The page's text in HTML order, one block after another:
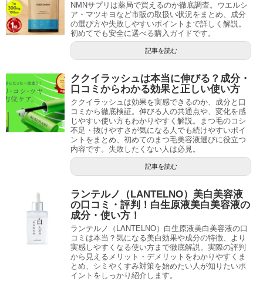
NMNサプリは薬局で買えるのか徹底調査。ウエルシ
ア・マツキヨなど市販の取扱い状況をまとめ、成分
の選び方や失敗しやすいポイントまで詳しく解説。
初めてでも安全に選べる購入ガイドです。
記事を読む
ククイラッシュは本当に伸びる？成分・
口コミからわかる効果と正しい使い方
ククイラッシュは効果を実感できるのか、成分と口
コミから徹底検証。伸びる人の共通点や、変化を感
じやすい使い方もわかりやすく解説。まつ毛のコシ
不足・抜けやすさが気になる人でも続けやすいポイ
ントをまとめ、初めてのまつ毛美容液選びに役立つ
内容です。失敗したくない人は必見。
記事を読む
ランテルノ（LANTELNO）美白美容液
の口コミ・評判！白生原液美白美容液の
成分・使い方！
ランテルノ（LANTELNO）白生原液美白美容液の口
コミは本当？気になる美白効果や成分の特徴、より
実感しやすくなる使い方まで徹底解説。実際の評判
から見えるメリット・デメリットをわかりやすくま
とめ、シミやくすみ対策を始めたい人が知りたいポ
イントをしっかり紹介します。